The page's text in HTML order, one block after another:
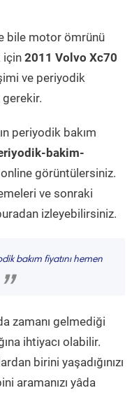
bile motor ömrünü
için 2011 Volvo Xc70
ve periyodik
gerekir.
periyodik bakım
bakim-
görüntülersiniz.
ve sonraki
izleyebilirsiniz.
bakım fiyatını hemen
”
zamanı gelmediği
ihtiyacı olabilir.
birini yaşadığınızı
aramanızı yâda